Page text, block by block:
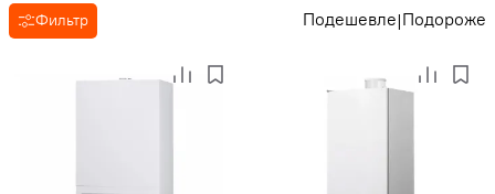
Viessmann
DemirDokum
Турбированные
Фильтр Подешевле|Подороже